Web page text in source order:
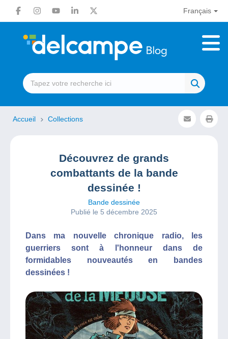
Français
Accueil Collections
Découvrez de grands
combattants de la bande
dessinée !
Bande dessinée
Publié le 5 décembre 2025
Dans ma nouvelle chronique radio, les
guerriers sont à l'honneur dans de
formidables nouveautés en bandes
dessinées !